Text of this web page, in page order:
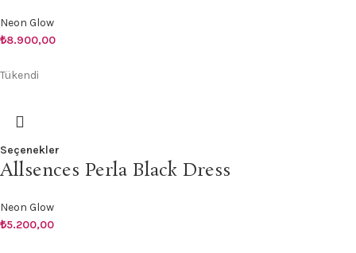
Neon Glow
₺8.900,00
Tükendi
Seçenekler
Allsences Perla Black Dress
Neon Glow
₺5.200,00